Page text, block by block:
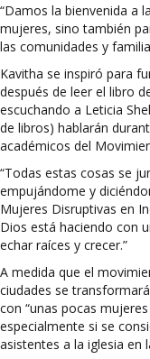
“Damos la bienvenida a
mujeres, sino también
las comunidades y
Kavitha se inspiró para
después de leer el libro
escuchando a Leticia
de libros) hablarán
académicos del
“Todas estas cosas se
empujándome y
Mujeres Disruptivas en
Dios está haciendo con
echar raíces y crecer.”
A medida que el
ciudades se
con “unas pocas
especialmente si se
asistentes a la iglesia en